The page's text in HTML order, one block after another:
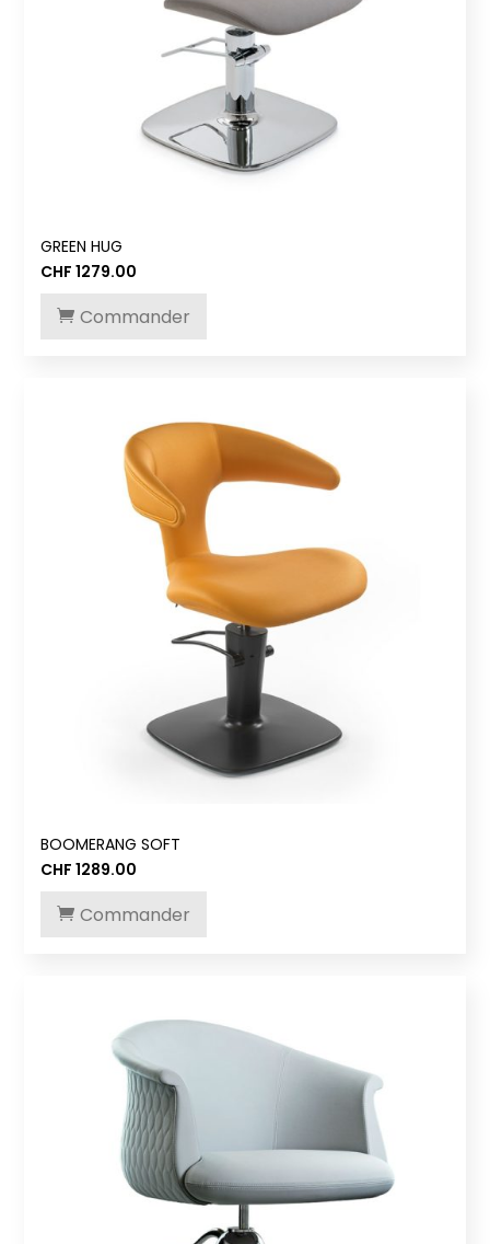
GREEN HUG
CHF 1279.00
Commander
BOOMERANG SOFT
CHF 1289.00
Commander